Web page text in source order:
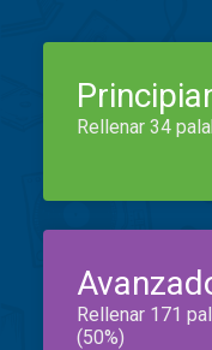
Rellenar 34
Rellenar 171
(50%)